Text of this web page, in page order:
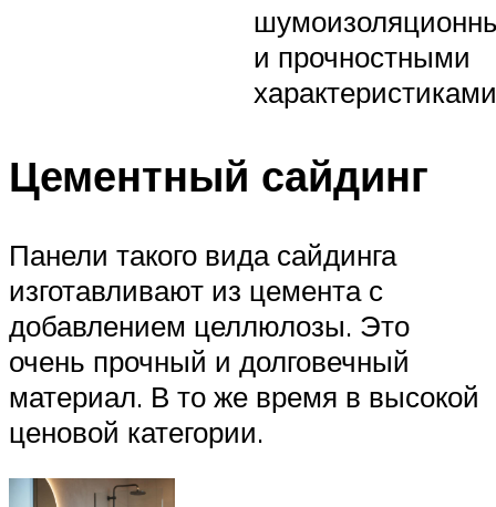
и прочностными
характеристиками
Цементный сайдинг
Панели такого вида сайдинга
изготавливают из цемента с
добавлением целлюлозы. Это
очень прочный и долговечный
материал. В то же время в высокой
ценовой категории.